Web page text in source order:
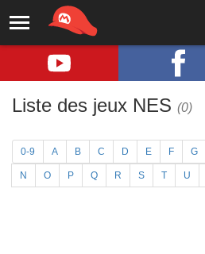
Liste des jeux NES (0)
0-9 A B C D E F G
N O P Q R S T U